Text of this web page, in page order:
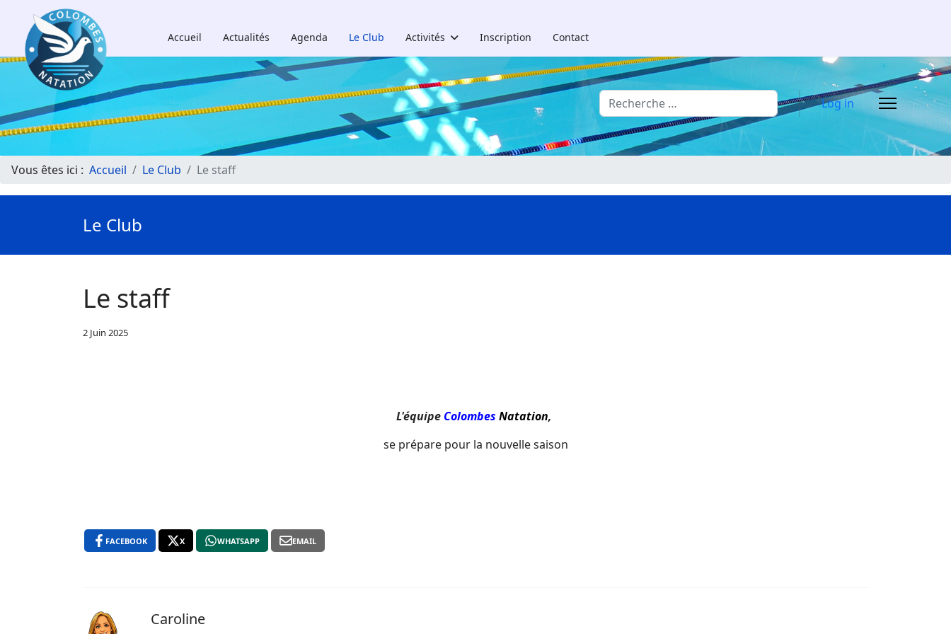
Accueil Actualités Agenda Le Club Activités Inscription Contact
Rechercher Log in
Vous êtes ici : Accueil Le Club Le staff
Le Club
Le staff
2 Juin 2025
L'équipe Colombes Natation,
se prépare pour la nouvelle saison
FACEBOOK X WHATSAPP EMAIL
Caroline